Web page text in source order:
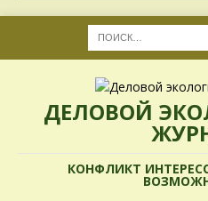
ДЕЛОВОЙ
КОНФЛИКТ